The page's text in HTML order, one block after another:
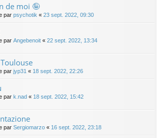
de moi 🤪
par psychotik « 23 sept. 2022, 09:30
par Angebenoit « 22 sept. 2022, 13:34
par jyp31 « 18 sept. 2022, 22:26
par k.nad « 18 sept. 2022, 15:42
par Sergiomarzo « 16 sept. 2022, 23:18